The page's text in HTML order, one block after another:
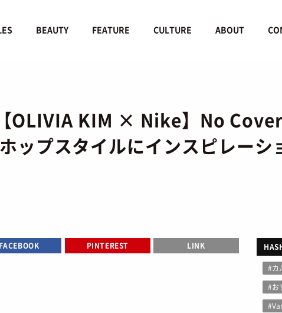
BEAUTY FEATURE CULTURE ABOUT
OLIVIA KIM × Nike】No
ップスタイルにインスピレーシ
FACEBOOK PINTEREST LINK
#カ
#お